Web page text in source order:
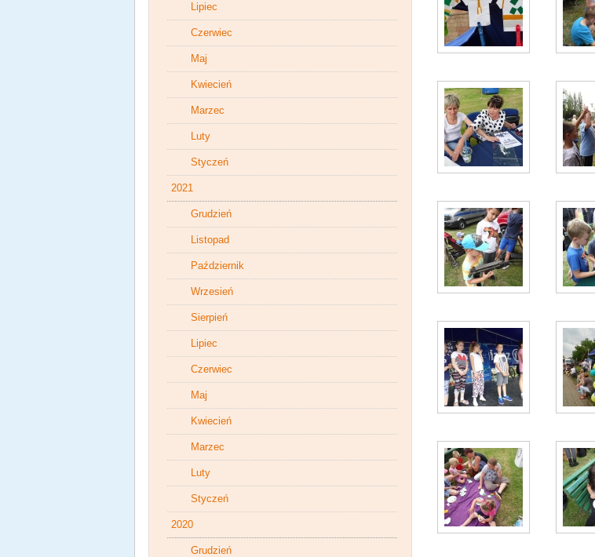
Lipiec
Czerwiec
Maj
Kwiecień
Marzec
Luty
Styczeń
2021
Grudzień
Listopad
Październik
Wrzesień
Sierpień
Lipiec
Czerwiec
Maj
Kwiecień
Marzec
Luty
Styczeń
2020
Grudzień